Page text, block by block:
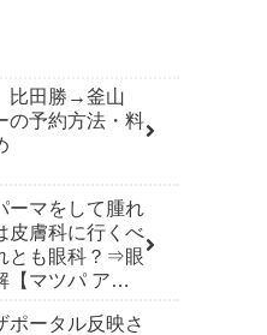
比田勝→釜山
の予約方法・料
ーマをして腫れ
皮膚科に行くべ
とも眼科？⇒眼
【マツパ アレ
ポータル反映さ